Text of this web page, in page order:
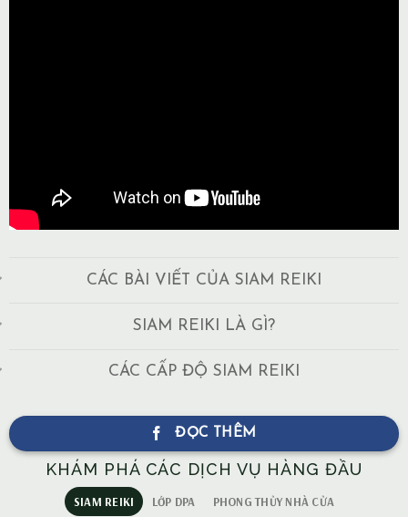
CÁC BÀI VIẾT CỦA SIAM REIKI
SIAM REIKI LÀ GÌ?
CÁC CẤP ĐỘ SIAM REIKI
ĐỌC THÊM
KHÁM PHÁ CÁC DỊCH VỤ HÀNG ĐẦU
SIAM REIKI LỚP DPA PHONG THỦY NHÀ CỬA